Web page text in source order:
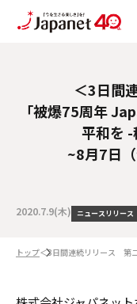
＜3日間
「被爆75周年
平和を -
~8月7日
2020.7.9(木) ニュースリリース
トップ＜3日間連続リリース 第